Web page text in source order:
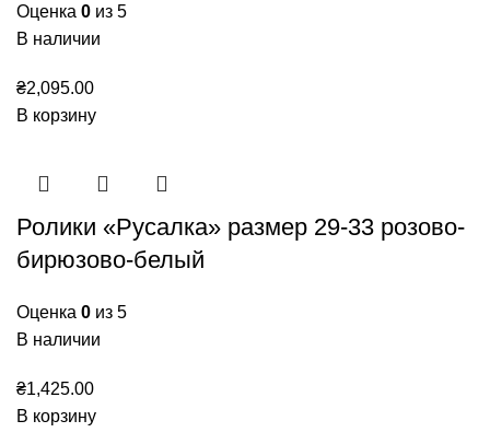
Оценка 0 из 5
В наличии
₴2,095.00
В корзину
Ролики «Русалка» размер 29-33 розово-
бирюзово-белый
Оценка 0 из 5
В наличии
₴1,425.00
В корзину